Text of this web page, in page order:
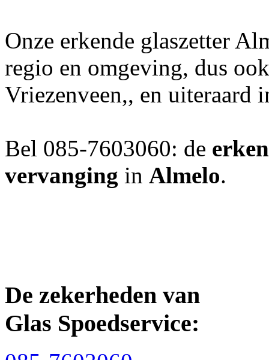
Onze erkende glaszetter
regio en omgeving, dus
Vriezenveen,, en uiteraard
Bel 085-7603060: de
vervanging in Almelo.
De zekerheden van
Glas Spoedservice: